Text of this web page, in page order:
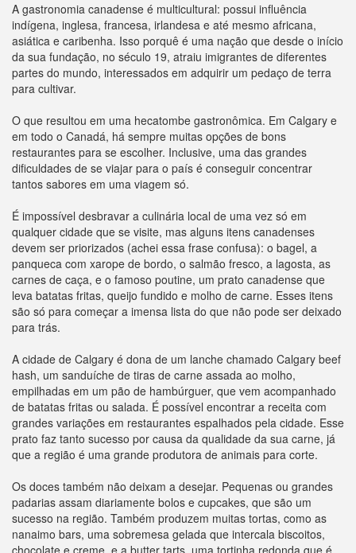
A gastronomia canadense é multicultural: possui influência
indígena, inglesa, francesa, irlandesa e até mesmo africana,
asiática e caribenha. Isso porquê é uma nação que desde o início
da sua fundação, no século 19, atraiu imigrantes de diferentes
partes do mundo, interessados em adquirir um pedaço de terra
para cultivar.
O que resultou em uma hecatombe gastronômica. Em Calgary e
em todo o Canadá, há sempre muitas opções de bons
restaurantes para se escolher. Inclusive, uma das grandes
dificuldades de se viajar para o país é conseguir concentrar
tantos sabores em uma viagem só.
É impossível desbravar a culinária local de uma vez só em
qualquer cidade que se visite, mas alguns itens canadenses
devem ser priorizados (achei essa frase confusa): o bagel, a
panqueca com xarope de bordo, o salmão fresco, a lagosta, as
carnes de caça, e o famoso poutine, um prato canadense que
leva batatas fritas, queijo fundido e molho de carne. Esses itens
são só para começar a imensa lista do que não pode ser deixado
para trás.
A cidade de Calgary é dona de um lanche chamado Calgary beef
hash, um sanduíche de tiras de carne assada ao molho,
empilhadas em um pão de hambúrguer, que vem acompanhado
de batatas fritas ou salada. É possível encontrar a receita com
grandes variações em restaurantes espalhados pela cidade. Esse
prato faz tanto sucesso por causa da qualidade da sua carne, já
que a região é uma grande produtora de animais para corte.
Os doces também não deixam a desejar. Pequenas ou grandes
padarias assam diariamente bolos e cupcakes, que são um
sucesso na região. Também produzem muitas tortas, como as
nanaimo bars, uma sobremesa gelada que intercala biscoitos,
chocolate e creme, e a butter tarts, uma tortinha redonda que é